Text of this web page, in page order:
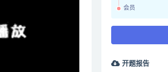
会员
开题报告